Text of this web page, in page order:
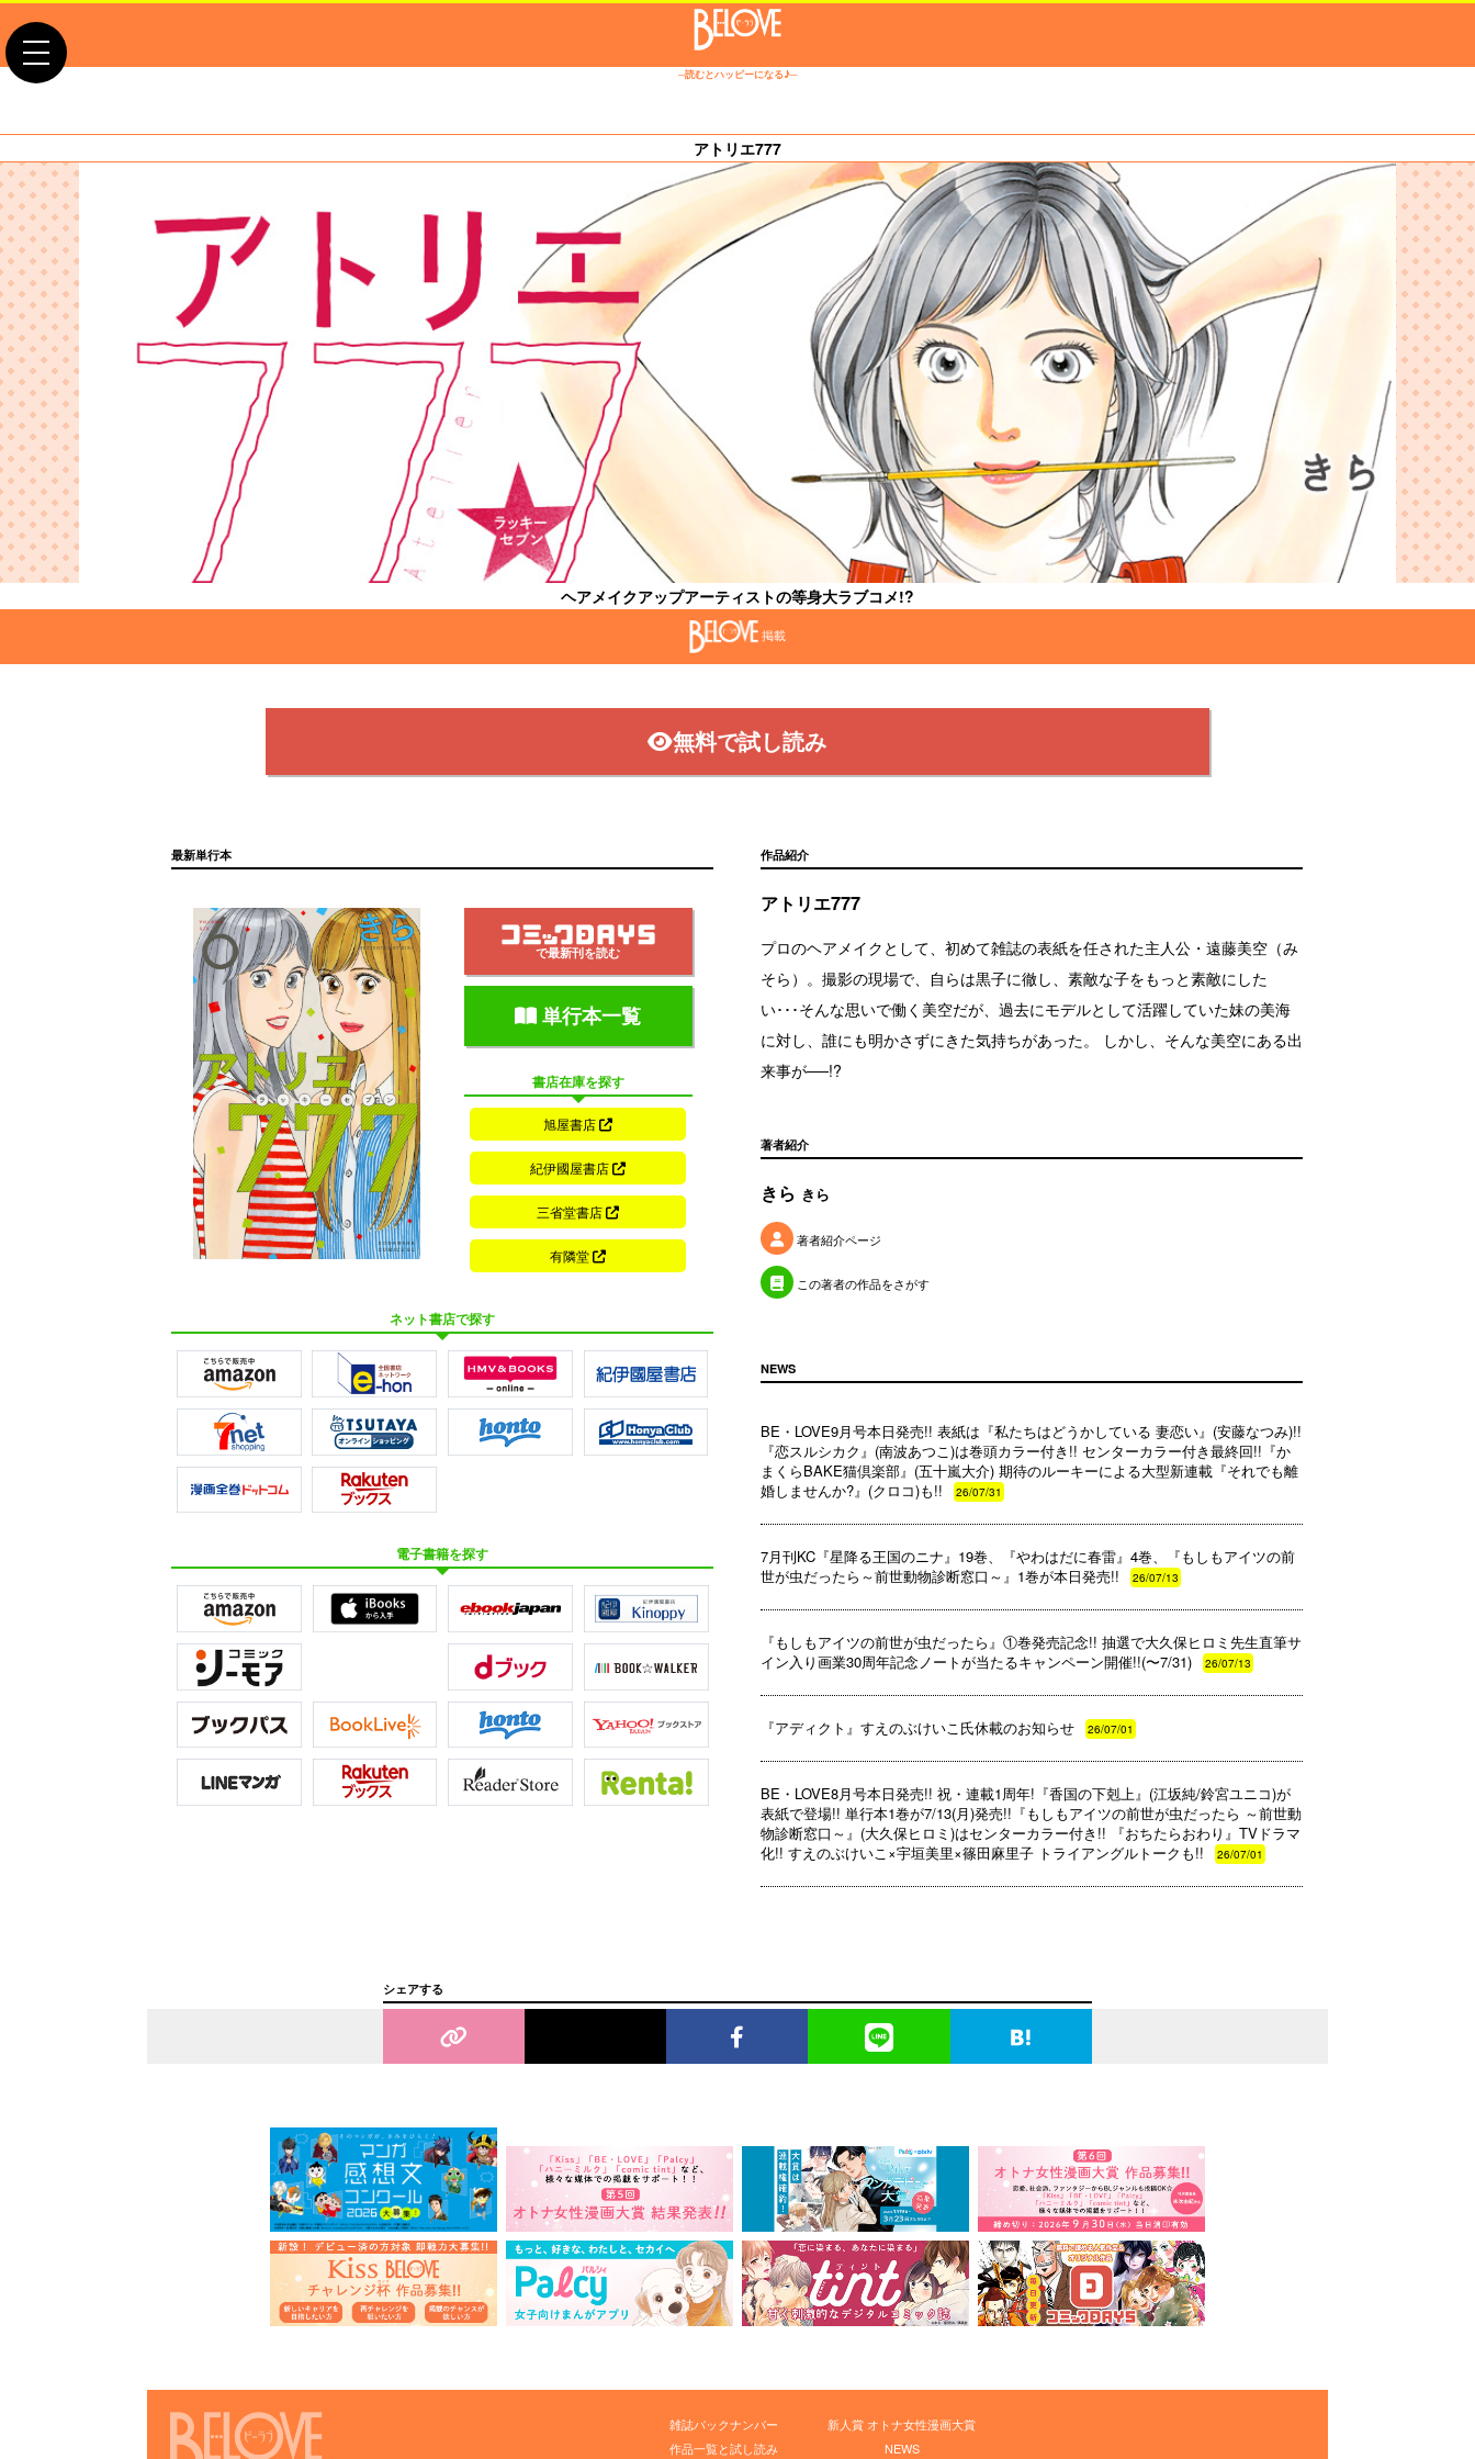
─読むとハッピーになる♪─
toggle navigation
アトリエ777
ヘアメイクアップアーティストの等身大ラブコメ!?
掲載
無料で試し読み
最新単行本
で最新刊を読む
単行本一覧
書店在庫を探す
旭屋書店
紀伊國屋書店
三省堂書店
有隣堂
ネット書店で探す
電子書籍を探す
作品紹介
アトリエ777
プロのヘアメイクとして、初めて雑誌の表紙を任された主人公・遠藤美空（み
そら）。撮影の現場で、自らは黒子に徹し、素敵な子をもっと素敵にした
い･･･そんな思いで働く美空だが、過去にモデルとして活躍していた妹の美海
に対し、誰にも明かさずにきた気持ちがあった。 しかし、そんな美空にある出
来事が──!?
著者紹介
きら きら
著者紹介ページ
この著者の作品をさがす
NEWS
BE・LOVE9月号本日発売!! 表紙は『私たちはどうかしている 妻恋い』(安藤なつみ)!!
『恋スルシカク』(南波あつこ)は巻頭カラー付き!! センターカラー付き最終回!!『か
まくらBAKE猫倶楽部』(五十嵐大介) 期待のルーキーによる大型新連載『それでも離
婚しませんか?』(クロコ)も!!
26/07/31
7月刊KC『星降る王国のニナ』19巻、『やわはだに春雷』4巻、『もしもアイツの前
世が虫だったら～前世動物診断窓口～』1巻が本日発売!!
26/07/13
『もしもアイツの前世が虫だったら』①巻発売記念!! 抽選で大久保ヒロミ先生直筆サ
イン入り画業30周年記念ノートが当たるキャンペーン開催!!(〜7/31)
26/07/13
『アディクト』すえのぶけいこ氏休載のお知らせ 26/07/01
BE・LOVE8月号本日発売!! 祝・連載1周年!『香国の下剋上』(江坂純/鈴宮ユニコ)が
表紙で登場!! 単行本1巻が7/13(月)発売!!『もしもアイツの前世が虫だったら ～前世動
物診断窓口～』(大久保ヒロミ)はセンターカラー付き!! 『おちたらおわり』TVドラマ
化!! すえのぶけいこ×宇垣美里×篠田麻里子 トライアングルトークも!!
26/07/01
シェアする
雑誌バックナンバー
作品一覧と試し読み
新人賞 オトナ女性漫画大賞
NEWS